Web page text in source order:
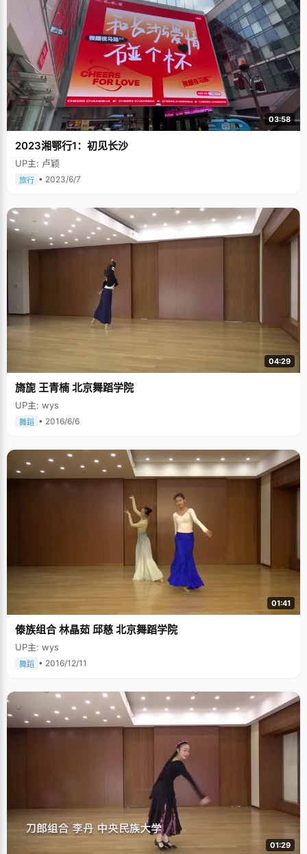
03:58
2023湘鄂行1：初见长沙
UP主: 卢颖
旅行 • 2023/6/7
04:29
旖旎 王青楠 北京舞蹈学院
UP主: wys
舞蹈 • 2016/6/6
01:41
傣族组合 林晶茹 邱慈 北京舞蹈学院
UP主: wys
舞蹈 • 2016/12/11
01:29